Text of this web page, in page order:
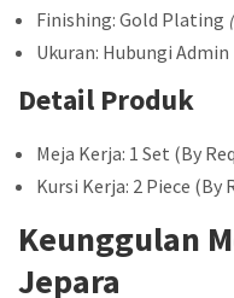
Finishing: Gold Plating
Ukuran: Hubungi Admin
Detail Produk
Meja Kerja: 1 Set (By
Kursi Kerja: 2 Piece (By
Keunggulan
Jepara